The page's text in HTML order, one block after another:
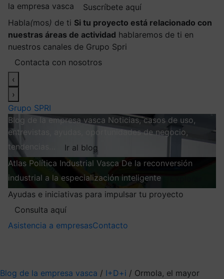
la empresa vasca
Suscríbete aquí
Habla(mos) de ti Si tu proyecto está relacionado con
nuestras áreas de actividad hablaremos de ti en
nuestros canales de Grupo Spri
Contacta con nosotros
‹
›
Grupo SPRI
Blog de la empresa vasca Noticias, casos de uso,
entrevistas, ayudas, oportunidades de negocio,
tendencias…
Ir al blog
Atlas Política Industrial Vasca De la reconversión
industrial a la especialización inteligente
Ayudas e iniciativas para impulsar tu proyecto
Consulta aquí
Asistencia a empresasContacto
Blog de la empresa vasca / I+D+i / Ormola, el mayor